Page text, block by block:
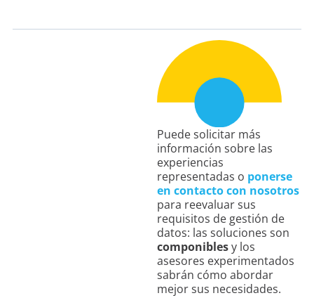
Puede solicitar más
información sobre las
experiencias
representadas o ponerse
en contacto con nosotros
para reevaluar sus
requisitos de gestión de
datos: las soluciones son
componiblesy los
asesores experimentados
sabrán cómo abordar
mejor sus necesidades.